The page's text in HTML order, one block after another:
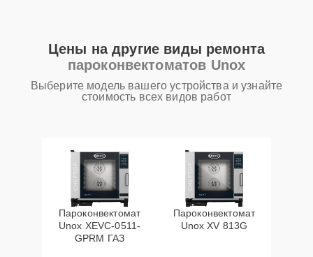
Цены на другие виды ремонта
пароконвектоматов Unox
Выберите модель вашего устройства и узнайте
стоимость всех видов работ
Пароконвектомат
Unox XEVC-0511-
GPRM ГАЗ
Пароконвектомат
Unox XV 813G